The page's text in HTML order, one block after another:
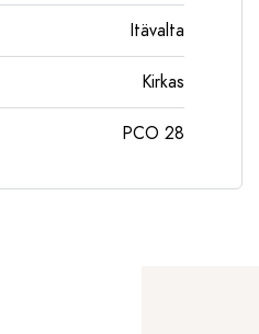
Itävalta
Kirkas
PCO 28